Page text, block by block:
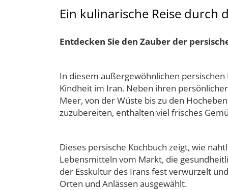
Ein kulinarische Reise durch
Entdecken Sie den Zauber der
In diesem außergewöhnlichen persischen
Kindheit im Iran. Neben ihren
Meer, von der Wüste bis zu den
zuzubereiten, enthalten viel frisches
Dieses persische Kochbuch zeigt, wie
Lebensmitteln vom Markt, die
der Esskultur des Irans fest verwurzelt
Orten und Anlässen ausgewählt.